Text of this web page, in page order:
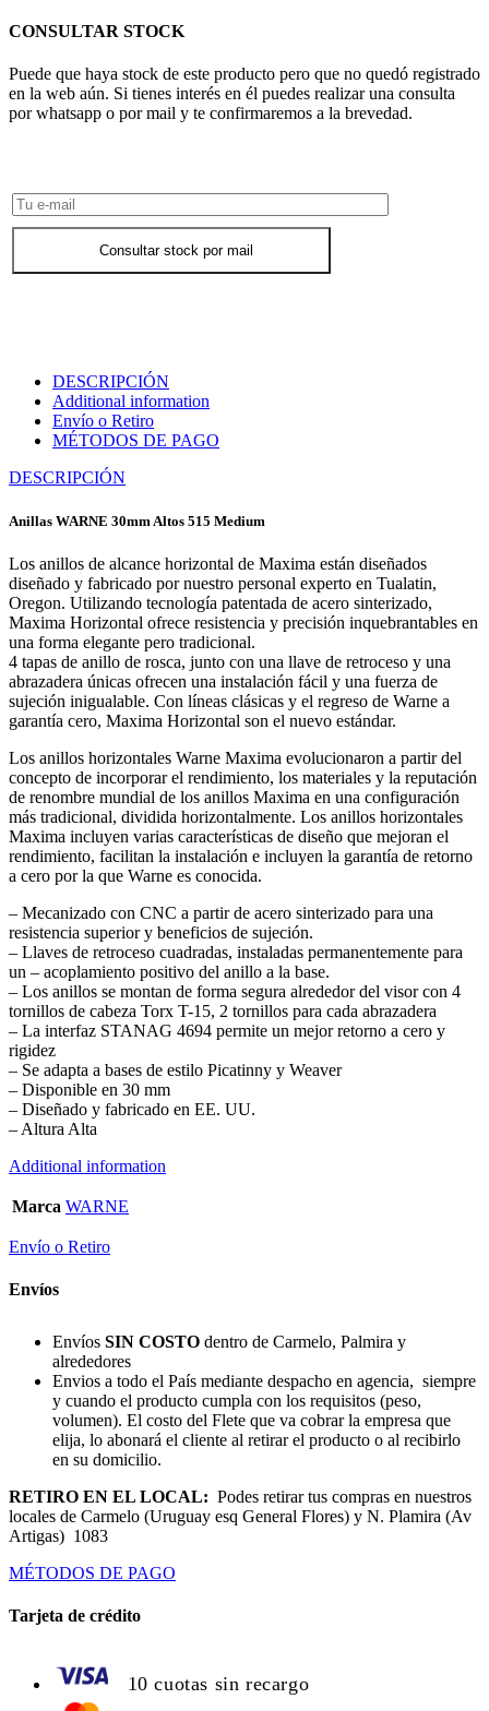
CONSULTAR STOCK
Puede que haya stock de este producto pero que no quedó registrado
en la web aún. Si tienes interés en él puedes realizar una consulta
por whatsapp o por mail y te confirmaremos a la brevedad.
Consultar stock por mail
DESCRIPCIÓN
Additional information
Envío o Retiro
MÉTODOS DE PAGO
DESCRIPCIÓN
Anillas WARNE 30mm Altos 515 Medium
Los anillos de alcance horizontal de Maxima están diseñados
diseñado y fabricado por nuestro personal experto en Tualatin,
Oregon. Utilizando tecnología patentada de acero sinterizado,
Maxima Horizontal ofrece resistencia y precisión inquebrantables en
una forma elegante pero tradicional.
4 tapas de anillo de rosca, junto con una llave de retroceso y una
abrazadera únicas ofrecen una instalación fácil y una fuerza de
sujeción inigualable. Con líneas clásicas y el regreso de Warne a
garantía cero, Maxima Horizontal son el nuevo estándar.
Los anillos horizontales Warne Maxima evolucionaron a partir del
concepto de incorporar el rendimiento, los materiales y la reputación
de renombre mundial de los anillos Maxima en una configuración
más tradicional, dividida horizontalmente. Los anillos horizontales
Maxima incluyen varias características de diseño que mejoran el
rendimiento, facilitan la instalación e incluyen la garantía de retorno
a cero por la que Warne es conocida.
– Mecanizado con CNC a partir de acero sinterizado para una
resistencia superior y beneficios de sujeción.
– Llaves de retroceso cuadradas, instaladas permanentemente para
un – acoplamiento positivo del anillo a la base.
– Los anillos se montan de forma segura alrededor del visor con 4
tornillos de cabeza Torx T-15, 2 tornillos para cada abrazadera
– La interfaz STANAG 4694 permite un mejor retorno a cero y
rigidez
– Se adapta a bases de estilo Picatinny y Weaver
– Disponible en 30 mm
– Diseñado y fabricado en EE. UU.
– Altura Alta
Additional information
Marca WARNE
Envío o Retiro
Envíos
Envíos SIN COSTO dentro de Carmelo, Palmira y
alrededores
Envios a todo el País mediante despacho en agencia, siempre
y cuando el producto cumpla con los requisitos (peso,
volumen). El costo del Flete que va cobrar la empresa que
elija, lo abonará el cliente al retirar el producto o al recibirlo
en su domicilio.
RETIRO EN EL LOCAL: Podes retirar tus compras en nuestros
locales de Carmelo (Uruguay esq General Flores) y N. Plamira (Av
Artigas) 1083
MÉTODOS DE PAGO
Tarjeta de crédito
10 cuotas sin recargo